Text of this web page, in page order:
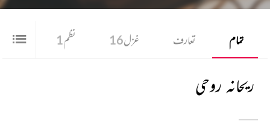
تمام تعارف غزل16 نظم1 شعر
ریحانہ روحی